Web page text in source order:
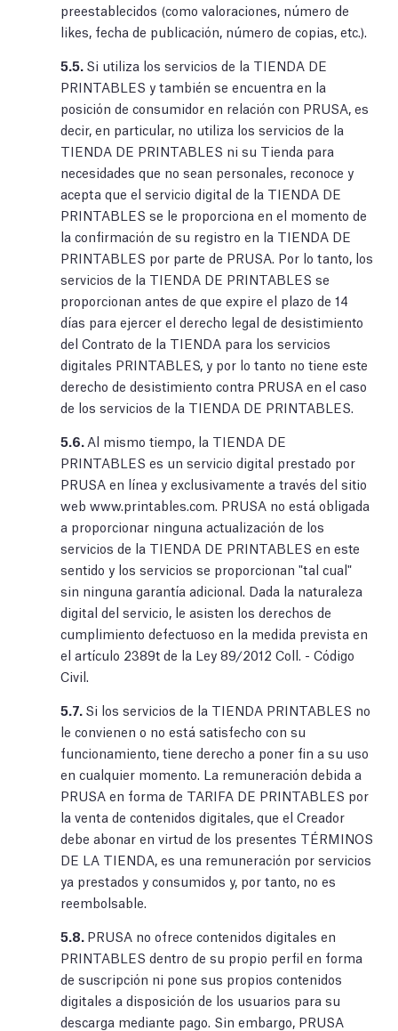
preestablecidos (como valoraciones, número de
likes, fecha de publicación, número de copias, etc.).
5.5. Si utiliza los servicios de la TIENDA DE
PRINTABLES y también se encuentra en la
posición de consumidor en relación con PRUSA, es
decir, en particular, no utiliza los servicios de la
TIENDA DE PRINTABLES ni su Tienda para
necesidades que no sean personales, reconoce y
acepta que el servicio digital de la TIENDA DE
PRINTABLES se le proporciona en el momento de
la confirmación de su registro en la TIENDA DE
PRINTABLES por parte de PRUSA. Por lo tanto, los
servicios de la TIENDA DE PRINTABLES se
proporcionan antes de que expire el plazo de 14
días para ejercer el derecho legal de desistimiento
del Contrato de la TIENDA para los servicios
digitales PRINTABLES, y por lo tanto no tiene este
derecho de desistimiento contra PRUSA en el caso
de los servicios de la TIENDA DE PRINTABLES.
5.6. Al mismo tiempo, la TIENDA DE
PRINTABLES es un servicio digital prestado por
PRUSA en línea y exclusivamente a través del sitio
web www.printables.com. PRUSA no está obligada
a proporcionar ninguna actualización de los
servicios de la TIENDA DE PRINTABLES en este
sentido y los servicios se proporcionan "tal cual"
sin ninguna garantía adicional. Dada la naturaleza
digital del servicio, le asisten los derechos de
cumplimiento defectuoso en la medida prevista en
el artículo 2389t de la Ley 89/2012 Coll. - Código
Civil.
5.7. Si los servicios de la TIENDA PRINTABLES no
le convienen o no está satisfecho con su
funcionamiento, tiene derecho a poner fin a su uso
en cualquier momento. La remuneración debida a
PRUSA en forma de TARIFA DE PRINTABLES por
la venta de contenidos digitales, que el Creador
debe abonar en virtud de los presentes TÉRMINOS
DE LA TIENDA, es una remuneración por servicios
ya prestados y consumidos y, por tanto, no es
reembolsable.
5.8. PRUSA no ofrece contenidos digitales en
PRINTABLES dentro de su propio perfil en forma
de suscripción ni pone sus propios contenidos
digitales a disposición de los usuarios para su
descarga mediante pago. Sin embargo, PRUSA